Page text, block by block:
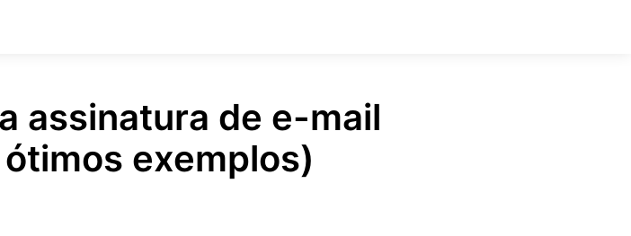
assinatura de e-mail
exemplos)